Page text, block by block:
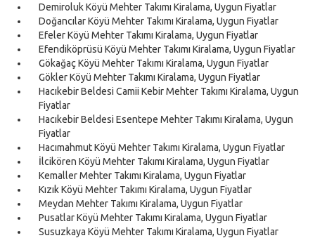
Demiroluk Köyü Mehter Takımı Kiralama, Uygun Fiyatlar
Doğancılar Köyü Mehter Takımı Kiralama, Uygun Fiyatlar
Efeler Köyü Mehter Takımı Kiralama, Uygun Fiyatlar
Efendiköprüsü Köyü Mehter Takımı Kiralama, Uygun Fiyatlar
Gökağaç Köyü Mehter Takımı Kiralama, Uygun Fiyatlar
Gökler Köyü Mehter Takımı Kiralama, Uygun Fiyatlar
Hacıkebir Beldesi Camii Kebir Mehter Takımı Kiralama, Uygun
Fiyatlar
Hacıkebir Beldesi Esentepe Mehter Takımı Kiralama, Uygun
Fiyatlar
Hacımahmut Köyü Mehter Takımı Kiralama, Uygun Fiyatlar
İlcikören Köyü Mehter Takımı Kiralama, Uygun Fiyatlar
Kemaller Mehter Takımı Kiralama, Uygun Fiyatlar
Kızık Köyü Mehter Takımı Kiralama, Uygun Fiyatlar
Meydan Mehter Takımı Kiralama, Uygun Fiyatlar
Pusatlar Köyü Mehter Takımı Kiralama, Uygun Fiyatlar
Susuzkaya Köyü Mehter Takımı Kiralama, Uygun Fiyatlar